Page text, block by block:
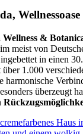
Wellnessoase
&
meist von
in einen
1.000
harmonische
überzeugt